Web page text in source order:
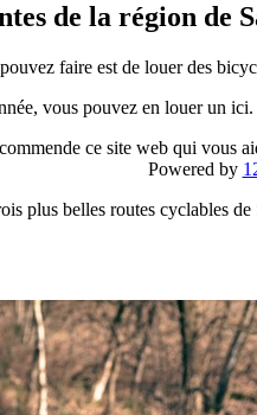
de la région de
faire est de louer des
vous pouvez en louer un ici.
ce site web qui vous
Powered by
plus belles routes cyclables de